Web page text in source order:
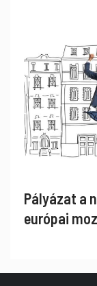
Pályázat a
európai